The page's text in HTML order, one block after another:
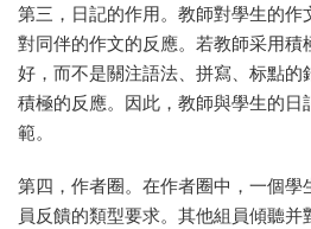
第三，日記的作用。教師對學生的作
對同伴的作文的反應。若教師采用積
好，而不是關注語法、拼寫、标點的
積極的反應。因此，教師與學生的日
範。
第四，作者圈。在作者圈中，一個學
員反饋的類型要求。其他組員傾聽